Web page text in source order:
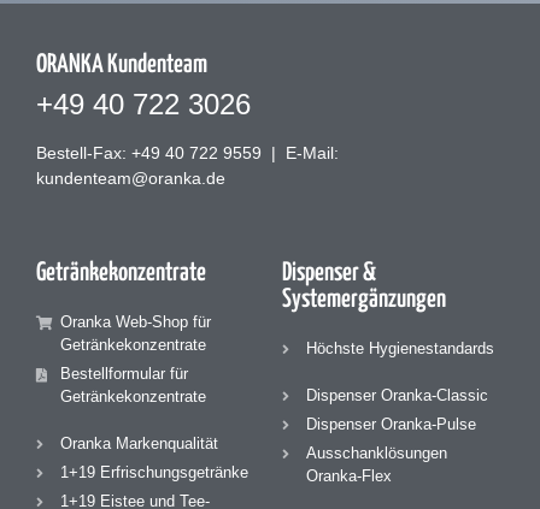
ORANKA Kundenteam
+49 40 722 3026
Bestell-Fax: +49 40 722 9559 | E-Mail:
kundenteam@oranka.de
Getränke­konzentrate
Oranka Web-Shop für
Getränkekonzentrate
Bestellformular für
Getränkekonzentrate
Oranka Markenqualität
1+19 Erfrischungsgetränke
1+19 Eistee und Tee-
Dispenser &
Systemergänzungen
Höchste Hygienestandards
Dispenser Oranka-Classic
Dispenser Oranka-Pulse
Ausschanklösungen
Oranka-Flex